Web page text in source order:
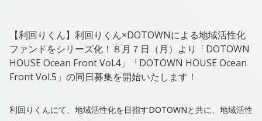
【利回りくん】利回りくん×DOTOWNによる地域活性化
ファンドをシリーズ化！８月７日（月）より「DOTOWN
HOUSE Ocean Front Vol.4」「DOTOWN HOUSE Ocean
Front Vol.5」の同日募集を開始いたします！
利回りくんにて、地域活性化を目指すDOTOWNと共に、地域活性